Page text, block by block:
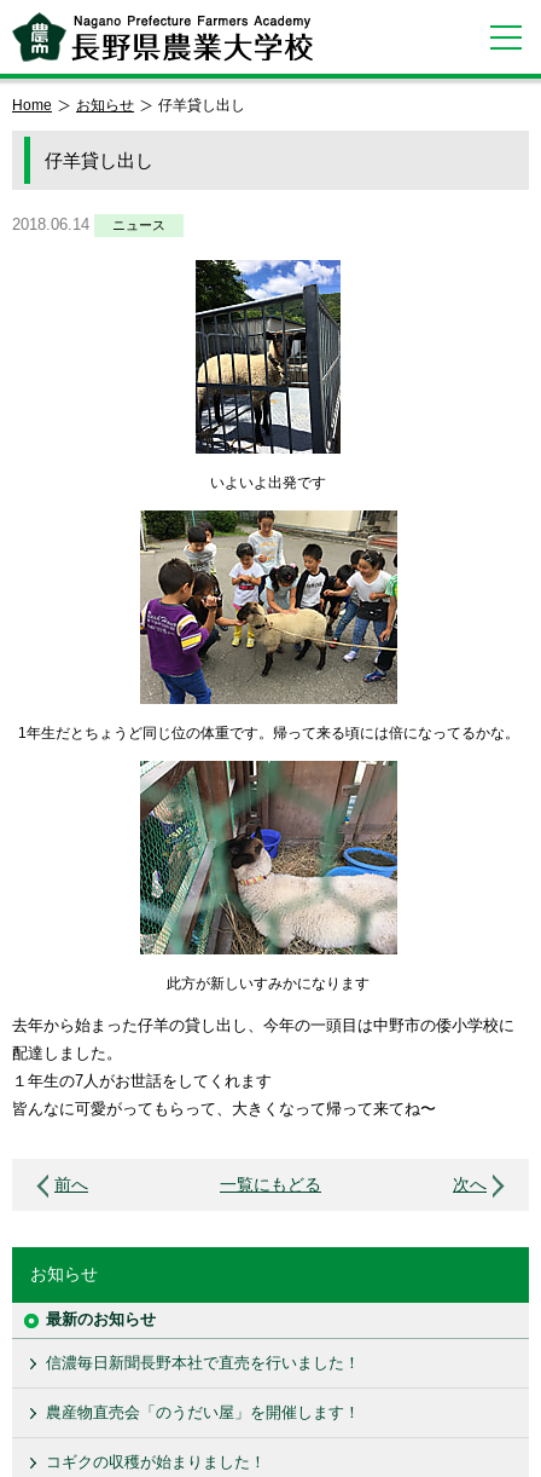
Home お知らせ 仔羊貸し出し
仔羊貸し出し
2018.06.14 ニュース
いよいよ出発です
1年生だとちょうど同じ位の体重です。帰って来る頃には倍になってるかな。
此方が新しいすみかになります
去年から始まった仔羊の貸し出し、今年の一頭目は中野市の倭小学校に
配達しました。
１年生の7人がお世話をしてくれます
皆んなに可愛がってもらって、大きくなって帰って来てね〜
前へ 一覧にもどる 次へ
お知らせ
最新のお知らせ
信濃毎日新聞長野本社で直売を行いました！
農産物直売会「のうだい屋」を開催します！
コギクの収穫が始まりました！